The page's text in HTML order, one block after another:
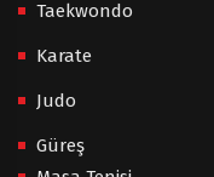
Taekwondo
Karate
Judo
Güreş